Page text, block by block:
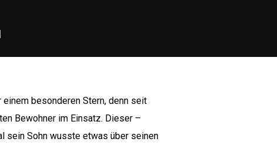
besonderen Stern, denn seit
Bewohner im Einsatz. Dieser –
sein Sohn wusste etwas über seinen